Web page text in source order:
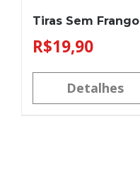
Tiras Sem
R$19,90
Detalhes